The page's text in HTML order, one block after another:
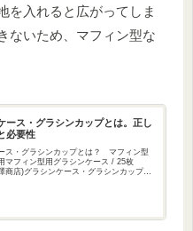
を入れると広がってしま
ないため、マフィン型な
ース・グラシンカップとは。正し
必要性
ス・グラシンカップとは？ マフィン型
マフィン型用グラシンケース / 25枚
商店)グラシンケース・グラシンカップと